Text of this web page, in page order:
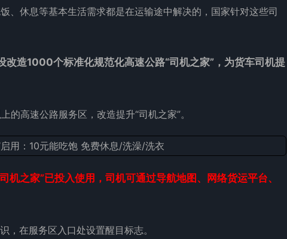
、休息等基本生活需求都是在运输途中解决的，国家针对这些司
改造1000个标准化规范化高速公路“司机之家”，为货车司机提
高速公路服务区，改造提升“司机之家”。
之家”已投入使用，司机可通过导航地图、网络货运平台、
，在服务区入口处设置醒目标志。